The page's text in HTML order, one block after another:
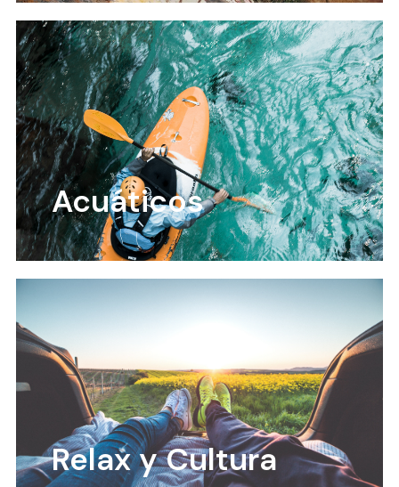
Acuáticos
Relax y Cultura